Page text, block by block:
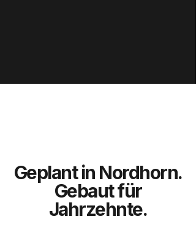
Geplant in Nordhorn.
Gebaut für
Jahrzehnte.